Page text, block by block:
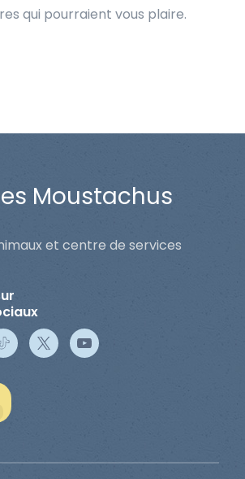
qui pourraient vous plaire.
Moustachus
et centre de services